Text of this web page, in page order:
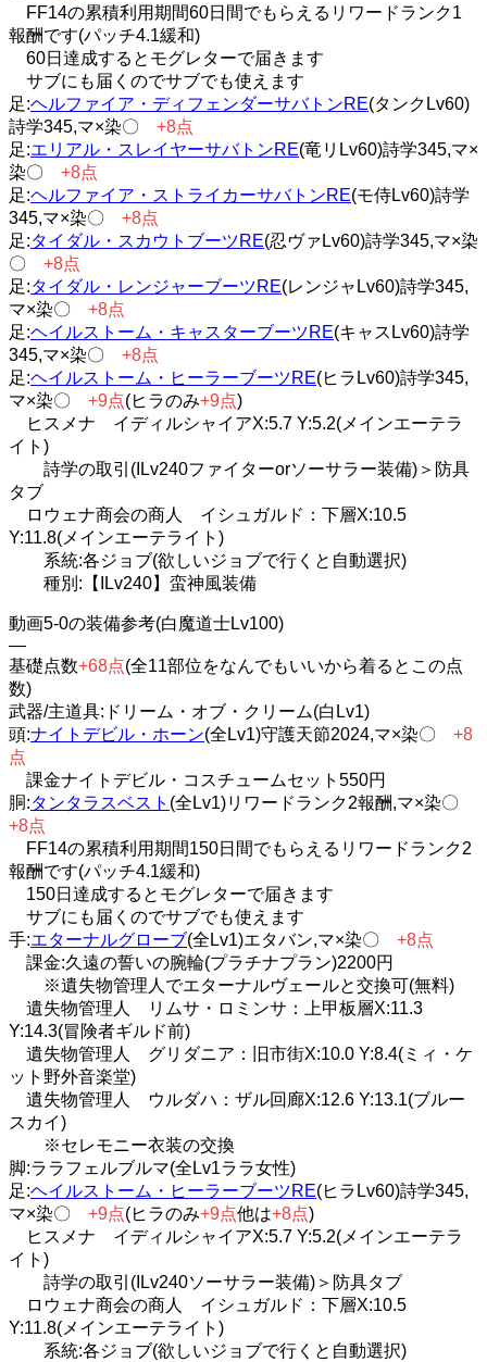
FF14の累積利用期間60日間でもらえるリワードランク1
報酬です(パッチ4.1緩和)
60日達成するとモグレターで届きます
サブにも届くのでサブでも使えます
足:ヘルファイア・ディフェンダーサバトンRE(タンクLv60)
詩学345,マ×染〇 +8点
足:エリアル・スレイヤーサバトンRE(竜リLv60)詩学345,マ×
染〇 +8点
足:ヘルファイア・ストライカーサバトンRE(モ侍Lv60)詩学
345,マ×染〇 +8点
足:タイダル・スカウトブーツRE(忍ヴァLv60)詩学345,マ×染
〇 +8点
足:タイダル・レンジャーブーツRE(レンジャLv60)詩学345,
マ×染〇 +8点
足:ヘイルストーム・キャスターブーツRE(キャスLv60)詩学
345,マ×染〇 +8点
足:ヘイルストーム・ヒーラーブーツRE(ヒラLv60)詩学345,
マ×染〇 +9点(ヒラのみ+9点)
ヒスメナ イディルシャイアX:5.7 Y:5.2(メインエーテラ
イト)
詩学の取引(ILv240ファイターorソーサラー装備)＞防具
タブ
ロウェナ商会の商人 イシュガルド：下層X:10.5
Y:11.8(メインエーテライト)
系統:各ジョブ(欲しいジョブで行くと自動選択)
種別:【ILv240】蛮神風装備
動画5-0の装備参考(白魔道士Lv100)
—
基礎点数+68点(全11部位をなんでもいいから着るとこの点
数)
武器/主道具:ドリーム・オブ・クリーム(白Lv1)
頭:ナイトデビル・ホーン(全Lv1)守護天節2024,マ×染〇 +8
点
課金ナイトデビル・コスチュームセット550円
胴:タンタラスベスト (全Lv1)リワードランク2報酬,マ×染〇
+8点
FF14の累積利用期間150日間でもらえるリワードランク2
報酬です(パッチ4.1緩和)
150日達成するとモグレターで届きます
サブにも届くのでサブでも使えます
手:エターナルグローブ(全Lv1)エタバン,マ×染〇 +8点
課金:久遠の誓いの腕輪(プラチナプラン)2200円
※遺失物管理人でエターナルヴェールと交換可(無料)
遺失物管理人 リムサ・ロミンサ：上甲板層X:11.3
Y:14.3(冒険者ギルド前)
遺失物管理人 グリダニア：旧市街X:10.0 Y:8.4(ミィ・ケ
ット野外音楽堂)
遺失物管理人 ウルダハ：ザル回廊X:12.6 Y:13.1(ブルー
スカイ)
※セレモニー衣装の交換
脚:ララフェルブルマ(全Lv1ララ女性)
足:ヘイルストーム・ヒーラーブーツRE(ヒラLv60)詩学345,
マ×染〇 +9点(ヒラのみ+9点他は+8点)
ヒスメナ イディルシャイアX:5.7 Y:5.2(メインエーテラ
イト)
詩学の取引(ILv240ソーサラー装備)＞防具タブ
ロウェナ商会の商人 イシュガルド：下層X:10.5
Y:11.8(メインエーテライト)
系統:各ジョブ(欲しいジョブで行くと自動選択)